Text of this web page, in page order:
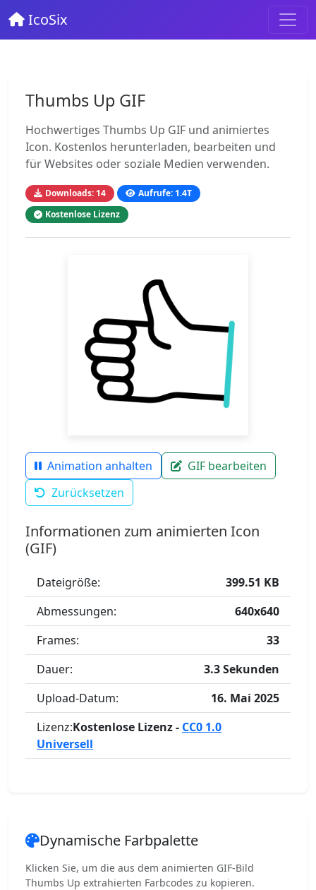
IcoSix
Thumbs Up GIF
Hochwertiges Thumbs Up GIF und animiertes
Icon. Kostenlos herunterladen, bearbeiten und
für Websites oder soziale Medien verwenden.
Downloads: 14
Aufrufe: 1.4T
Kostenlose Lizenz
Animation anhalten
GIF bearbeiten
Zurücksetzen
Informationen zum animierten Icon
(GIF)
Dateigröße:
399.51 KB
Abmessungen:
640x640
Frames:
33
Dauer:
3.3 Sekunden
Upload-Datum:
16. Mai 2025
Lizenz:Kostenlose Lizenz - CC0 1.0
Universell
Dynamische Farbpalette
Klicken Sie, um die aus dem animierten GIF-Bild
Thumbs Up extrahierten Farbcodes zu kopieren.